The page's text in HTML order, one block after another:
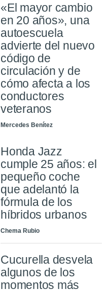
«El mayor cambio
en 20 años», una
autoescuela
advierte del nuevo
código de
circulación y de
cómo afecta a los
conductores
veteranos
Mercedes Benítez
Honda Jazz
cumple 25 años: el
pequeño coche
que adelantó la
fórmula de los
híbridos urbanos
Chema Rubio
Cucurella desvela
algunos de los
momentos más